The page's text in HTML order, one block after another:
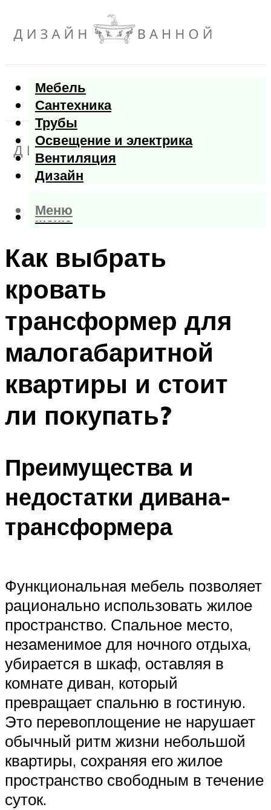
Мебель
Сантехника
Трубы
Освещение и электрика
Вентиляция
Дизайн
Меню
Меню
Как выбрать
кровать
трансформер для
малогабаритной
квартиры и стоит
ли покупать?
Преимущества и
недостатки дивана-
трансформера
Функциональная мебель позволяет
рационально использовать жилое
пространство. Спальное место,
незаменимое для ночного отдыха,
убирается в шкаф, оставляя в
комнате диван, который
превращает спальню в гостиную.
Это перевоплощение не нарушает
обычный ритм жизни небольшой
квартиры, сохраняя его жилое
пространство свободным в течение
суток.